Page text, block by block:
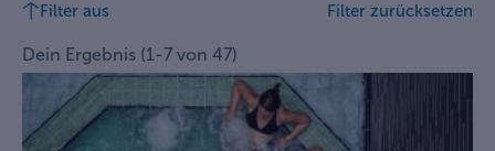
Filter aus Filter zurücksetzen
Dein Ergebnis (1-7 von 47)